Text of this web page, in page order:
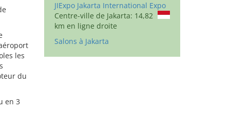
les
du
en 3
JIExpo Jakarta International Expo
Centre-ville de Jakarta: 14,82
km en ligne droite
Salons à Jakarta